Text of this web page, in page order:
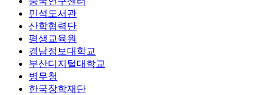
민석도서관
산학협력단
평생교육원
경남정보대학교
부산디지털대학교
병무청
한국장학재단